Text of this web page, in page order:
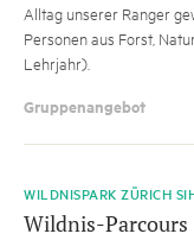
Alltag unserer Ranger
Personen aus Forst,
Lehrjahr).
Gruppenangebot
WILDNISPARK ZÜRICH
Wildnis-Parcours